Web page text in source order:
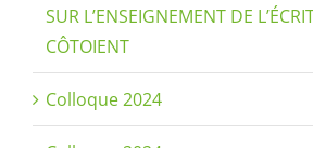
SUR L’ENSEIGNEMENT DE
CÔTOIENT
Colloque 2024